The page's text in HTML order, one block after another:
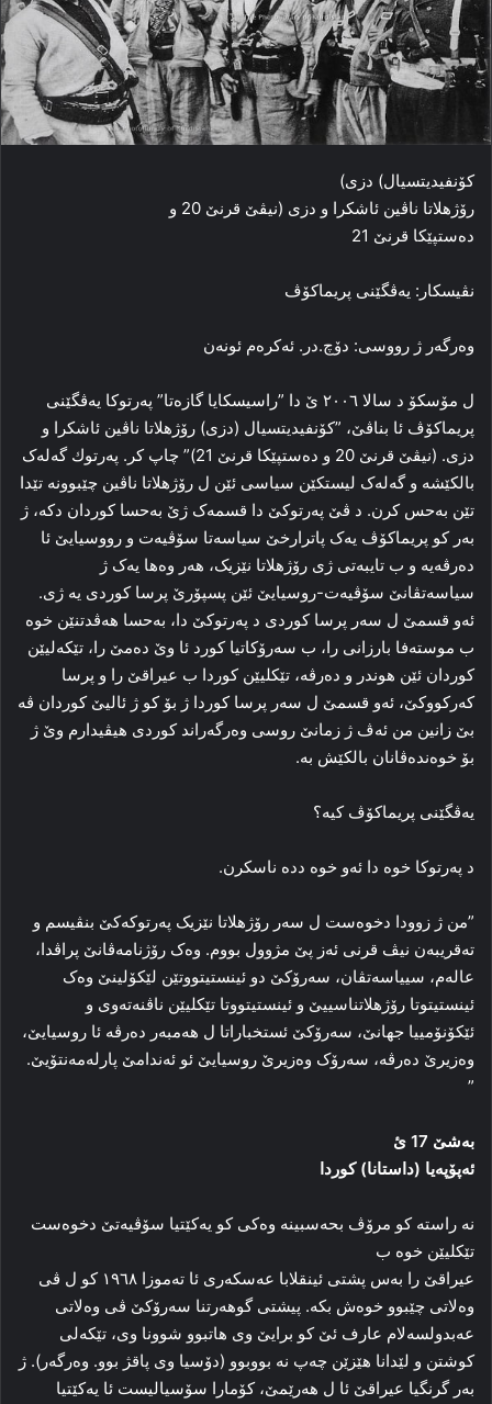
کۆنفیدیتسیال) دزی)
رۆژهلاتا ناڤین ئاشكرا‌ و دزی (نیڤێ قرنێ 20 و
ده‌ستپێکا قرنێ 21
نڤیسکار: یه‌ڤگێنی پریماکۆڤ
وه‌رگه‌ر ژ رووسی: دۆچ.در. ئه‌کره‌م ئونه‌ن
ل مۆسکۆ د سالا ۲۰۰٦ ێ دا‌ ”راسیسکایا گازه‌تا” پەرتوكا یه‌ڤگێنی
پریماکۆڤ ئا بناڤێ، ”کۆنفیدیتسیال (دزی) رۆژهلاتا ناڤین ئاشكرا‌ و
دزی. (نیڤێ قرنێ 20 و ده‌ستپێکا قرنێ 21)” چاپ کر. پەرتوك گه‌له‌ک
بالکێشه‌ و گه‌له‌ک لیستکێن سیاسی ئێن ل رۆژهلاتا ناڤین چێبوونه‌ تێدا
تێن به‌حس کرن. د ڤێ پەرتوکێ دا قسمه‌ک ژێ به‌حسا کوردان دکه‌، ژ
به‌ر کو پریماکۆڤ یه‌ک پاترارخێ سیاسه‌تا سۆڤیه‌ت و رووسیایێ ئا
ده‌رڤه‌یه‌ و ب تایبه‌تی ژی رۆژهلاتا نێزیک، هه‌ر وه‌ها یه‌ک ژ
سیاسه‌تڤانێ سۆڤیه‌ت-روسیایێ ئێن پسپۆرێ پرسا کوردی یه‌ ژی.
ئه‌و قسمێ ل سه‌ر پرسا کوردی د پەرتوکێ دا‌، به‌حسا هه‌ڤدتنێن خوه‌
ب موسته‌فا بارزانی را‌، ب سه‌رۆکاتیا کورد ئا وێ ده‌مێ را‌، تێكەلیێن
کوردان ئێن هوندر و ده‌رڤه‌، تێکلیێن کوردا ب عیراقێ را‌ و پرسا
که‌رکووکێ، ئه‌و قسمێ ل سه‌ر پرسا کوردا ژ بۆ کو ژ ئالیێ کوردان ڤە
بێ زانین من ئه‌ڤ ژ زمانێ روسی وه‌رگه‌راند کوردی هیڤیدارم وێ ژ
بۆ خوه‌نده‌ڤانان بالکێش به.
یه‌ڤگێنی پریماکۆڤ کیه‌؟
د پەرتوکا خوه‌ دا‌ ئه‌و خوه‌ دده‌ ناسکرن.
”من ژ زوودا‌ دخوه‌ست ل سه‌ر رۆژهلاتا نێزیک پەرتوکه‌کێ بنڤیسم و
ته‌قریبه‌ن نیڤ قرنی ئه‌ز پێ مژوول بووم. وه‌ک رۆژنامه‌ڤانێ پراڤدا،
عالەم، سییاسه‌تڤان، سه‌رۆکێ دو ئینستیتووتێن لێکۆلینێ وه‌ک
ئینستیتوتا رۆژهلاتناسییێ و ئینستیتووتا تێکلیێن ناڤنه‌ته‌وی و
ئێکۆنۆمییا جهانێ، سه‌رۆکێ ئستخباراتا ل هه‌مبه‌ر ده‌رڤه‌ ئا روسیایێ،
وه‌زیرێ ده‌رڤه‌، سه‌رۆک وه‌زیرێ روسیایێ ئو ئه‌ندامێ پارله‌مه‌نتۆیێ.
”
به‌شێ 17 ئ
ئه‌پۆپه‌یا (دا‌ستانا) کوردا
نه‌ راسته‌ کو مرۆڤ بحه‌سبینه‌ وه‌کی کو یەكێتیا سۆڤیه‌تێ دخوه‌ست
تێکلیێن خوه‌ ب
عیراقێ را‌ به‌س پشتی ئینقلابا عه‌سکه‌ری ئا ته‌موزا ۱۹٦۸ کو ل ڤی
وه‌لاتی چێبوو خوه‌ش بکه‌. پیشتی گوهه‌رتنا سه‌رۆکێ‌ ڤی وه‌لاتی
عه‌بدولسه‌لام عارف ئێ کو برایێ وی هاتبوو شوونا وی، تێكەلی
کوشتن و لێدانا هێزێن چه‌پ نه‌ بووبوو (دۆسیا وی پاقژ بوو. وه‌رگه‌ر). ژ
بەر گرنگیا عیراقێ ئا ل ھەرێمێ، کۆمارا سۆسیالیست ئا یه‌کێتیا